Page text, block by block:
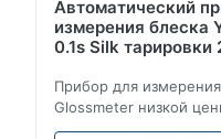
Автоматический
измерения блеска
0.1s Silk тарировки
Прибор для
Glossmeter низкой
измерением gu